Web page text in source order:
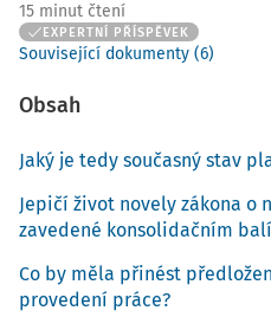
15 minut čtení
EXPERTNÍ PŘÍSPĚVEK
Související dokumenty (6)
Obsah
Jaký je tedy současný stav
Jepičí život novely zákona o
zavedené konsolidačním
Co by měla přinést
provedení práce?